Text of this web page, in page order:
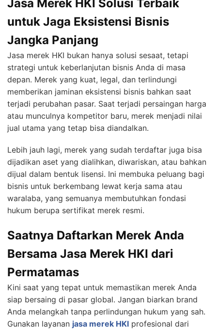
Jasa Merek HKI Solusi Terbaik
untuk Jaga Eksistensi Bisnis
Jangka Panjang
Jasa merek HKI bukan hanya solusi sesaat, tetapi
strategi untuk keberlanjutan bisnis Anda di masa
depan. Merek yang kuat, legal, dan terlindungi
memberikan jaminan eksistensi bisnis bahkan saat
terjadi perubahan pasar. Saat terjadi persaingan harga
atau munculnya kompetitor baru, merek menjadi nilai
jual utama yang tetap bisa diandalkan.
Lebih jauh lagi, merek yang sudah terdaftar juga bisa
dijadikan aset yang dialihkan, diwariskan, atau bahkan
dijual dalam bentuk lisensi. Ini membuka peluang bagi
bisnis untuk berkembang lewat kerja sama atau
waralaba, yang semuanya membutuhkan fondasi
hukum berupa sertifikat merek resmi.
Saatnya Daftarkan Merek Anda
Bersama Jasa Merek HKI dari
Permatamas
Kini saat yang tepat untuk memastikan merek Anda
siap bersaing di pasar global. Jangan biarkan brand
Anda melangkah tanpa perlindungan hukum yang sah.
Gunakan layanan jasa merek HKI profesional dari